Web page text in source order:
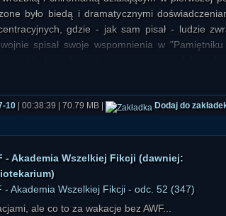
było biedą i dramatycznymi
gdzie - jak sam pisał - ludzie
spisał swoje wspomnienia w
w wydaniu dźwiękowym w odcinkach w
10 | 00:38:39 | 70.79 MB | Dodaj do
- Akademia Wszelkiej Fikcji (dawniej:
- Akademia Wszelkiej Fikcji - odc. 52 (347)
ale co to za wakacje bez AWF...